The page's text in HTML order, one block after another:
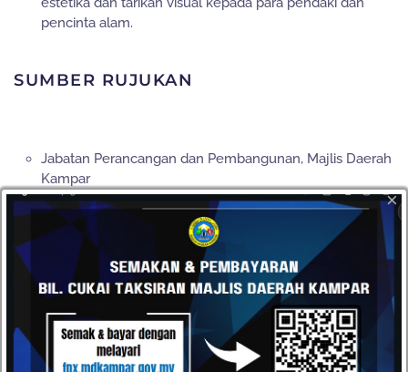
pencinta alam.
SUMBER RUJUKAN
Jabatan Perancangan dan Pembangunan, Majlis Daerah
Kampar
Unit Perhubungan Korporat dan Pelancongan, Majlis
Daerah Kampar
×